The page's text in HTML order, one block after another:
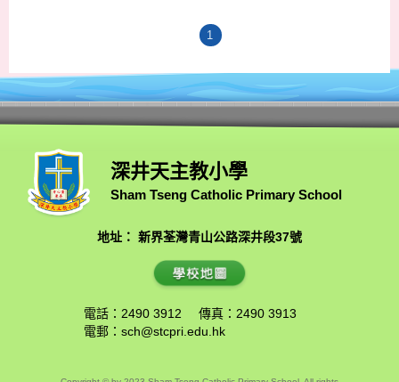
1
深井天主教小學
Sham Tseng Catholic Primary School
地址： 新界荃灣青山公路深井段37號
電話：2490 3912
傳真：2490 3913
電郵： sch@stcpri.edu.hk